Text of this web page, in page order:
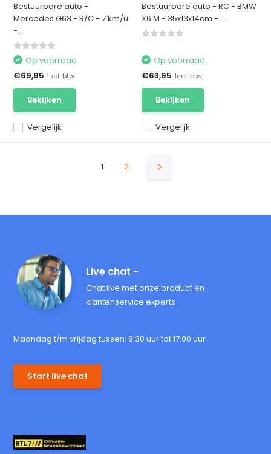
Bestuurbare auto -
Mercedes G63 - R/C - 7 km/u
-...
Vergelijk
Op voorraad
€69,95 Incl. btw
Bekijken
Bestuurbare auto - RC - BMW
X6 M - 35x13x14cm - ...
Vergelijk
Op voorraad
€63,95 Incl. btw
Bekijken
1 2
Live chat -
Chat live met onze product en
klantenservice experts
Maandag t/m vrijdag tussen: 8:30 uur tot 17:00 uur
Start live chat